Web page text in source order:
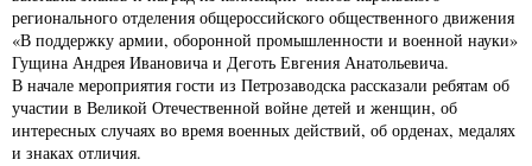
регионального отделения общероссийского общественного движения
«В поддержку армии, оборонной промышленности и военной науки»
Гущина Андрея Ивановича и Деготь Евгения Анатольевича.
В начале мероприятия гости из Петрозаводска рассказали ребятам об
участии в Великой Отечественной войне детей и женщин, об
интересных случаях во время военных действий, об орденах, медалях
и знаках отличия.